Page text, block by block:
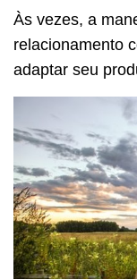
Às vezes, a
relacionamento
adaptar seu